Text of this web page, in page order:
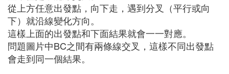
從上方任意出發點，向下走，遇到分叉（平行或向
下）就沿線變化方向。
這樣上面的出發點和下面結果就會一一對應。
問題圖片中BC之間有兩條線交叉，這樣不同出發點
會走到同一個結果。